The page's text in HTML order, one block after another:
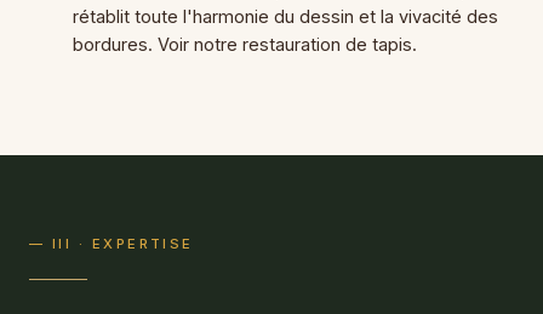
rétablit toute l'harmonie du dessin et la vivacité des
bordures. Voir notre restauration de tapis.
— III · EXPERTISE